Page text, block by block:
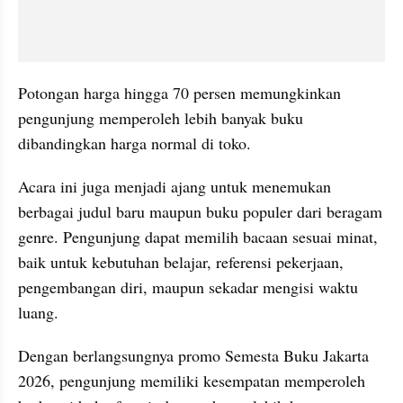
Potongan harga hingga 70 persen memungkinkan
pengunjung memperoleh lebih banyak buku
dibandingkan harga normal di toko.
Acara ini juga menjadi ajang untuk menemukan
berbagai judul baru maupun buku populer dari beragam
genre. Pengunjung dapat memilih bacaan sesuai minat,
baik untuk kebutuhan belajar, referensi pekerjaan,
pengembangan diri, maupun sekadar mengisi waktu
luang.
Dengan berlangsungnya promo Semesta Buku Jakarta
2026, pengunjung memiliki kesempatan memperoleh